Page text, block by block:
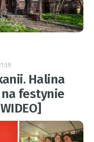
Halina
festynie